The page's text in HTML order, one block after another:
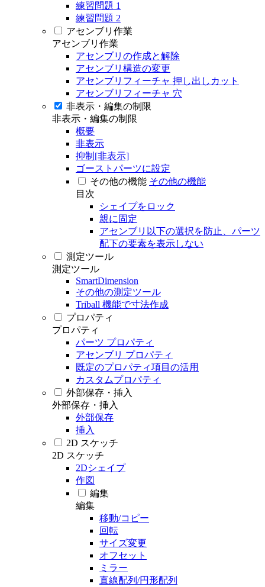
練習問題 1
練習問題 2
アセンブリ作業
アセンブリ作業
アセンブリの作成と解除
アセンブリ構造の変更
アセンブリフィーチャ 押し出しカット
アセンブリフィーチャ 穴
非表示・編集の制限
非表示・編集の制限
概要
非表示
抑制[非表示]
ゴーストパーツに設定
その他の機能 その他の機能
目次
シェイプをロック
親に固定
アセンブリ以下の選択を防止、パーツ
配下の要素を表示しない
測定ツール
測定ツール
SmartDimension
その他の測定ツール
Triball 機能で寸法作成
プロパティ
プロパティ
パーツ プロパティ
アセンブリ プロパティ
既定のプロパティ項目の活用
カスタムプロパティ
外部保存・挿入
外部保存・挿入
外部保存
挿入
2D スケッチ
2D スケッチ
2Dシェイプ
作図
編集
編集
移動/コピー
回転
サイズ変更
オフセット
ミラー
直線配列/円形配列